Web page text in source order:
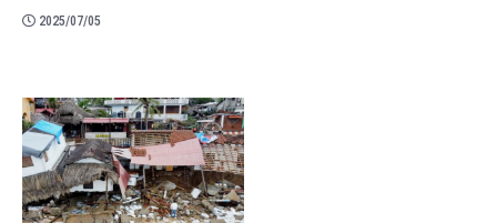
2025/07/05